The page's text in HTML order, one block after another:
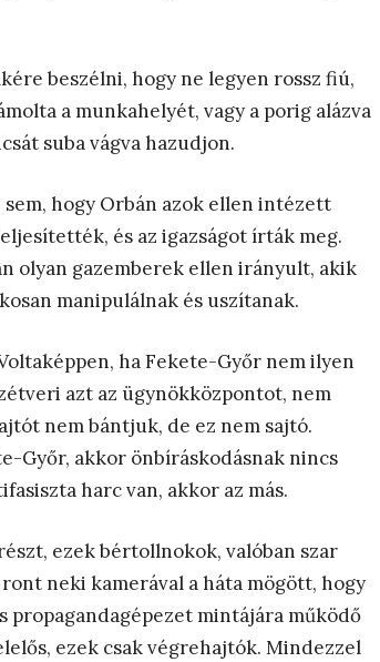
beszélni, hogy ne legyen rossz fiú,
a munkahelyét, vagy a porig alázva
suba vágva hazudjon.
hogy Orbán azok ellen intézett
és az igazságot írták meg.
olyan gazemberek ellen irányult, akik
manipulálnak és uszítanak.
ha Fekete-Győr nem ilyen
azt az ügynökközpontot, nem
nem bántjuk, de ez nem sajtó.
Győr, akkor önbíráskodásnak nincs
harc van, akkor az más.
ezek bértollnokok, valóban szar
neki kamerával a háta mögött, hogy
propagandagépezet mintájára működő
ezek csak végrehajtók. Mindezzel